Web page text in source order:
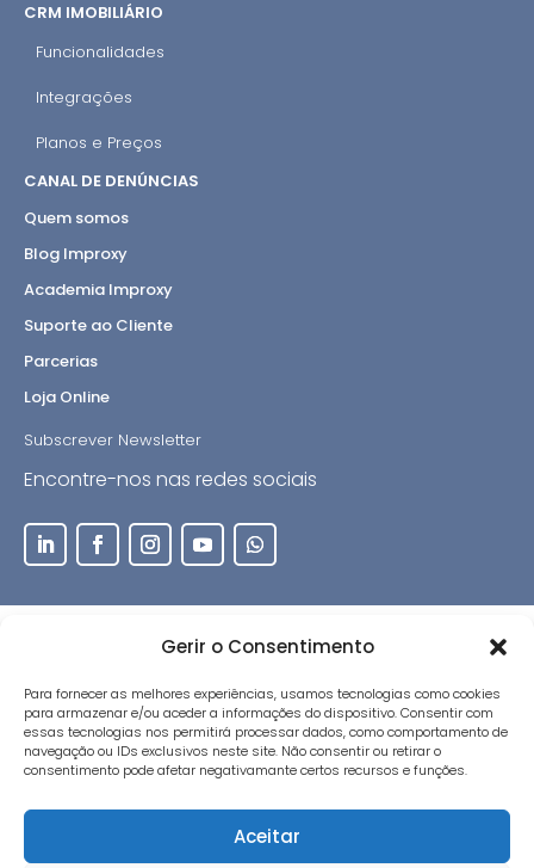
Gerir o Consentimento
Para fornecer as melhores experiências, usamos tecnologias como cookies
para armazenar e/ou aceder a informações do dispositivo. Consentir com
essas tecnologias nos permitirá processar dados, como comportamento de
navegação ou IDs exclusivos neste site. Não consentir ou retirar o
consentimento pode afetar negativamante certos recursos e funções.
Aceitar
CRM IMOBILIÁRIO
Funcionalidades
Integrações
Planos e Preços
CANAL DE DENÚNCIAS
Quem somos
Blog Improxy
Academia Improxy
Suporte ao Cliente
Parcerias
Loja Online
Subscrever Newsletter
Encontre-nos nas redes sociais
®IMPROXY, Lda | Todos os direitos reservados.
Alternativa de Litígios
4400-107 V. N. GAIA . PORTUGAL